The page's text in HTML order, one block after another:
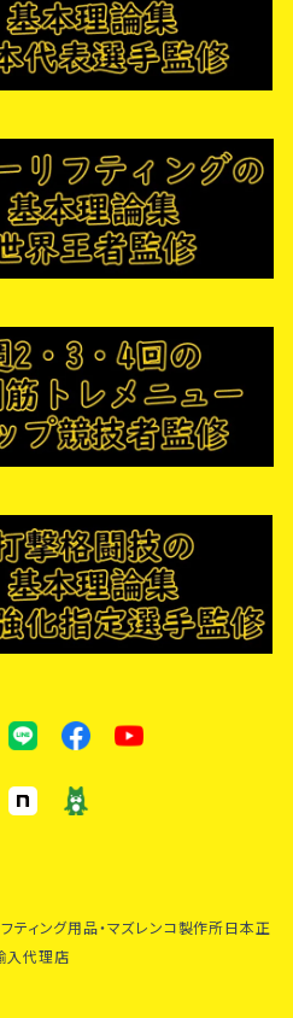
ティング用品・マズレンコ製作所日本正
入代理店